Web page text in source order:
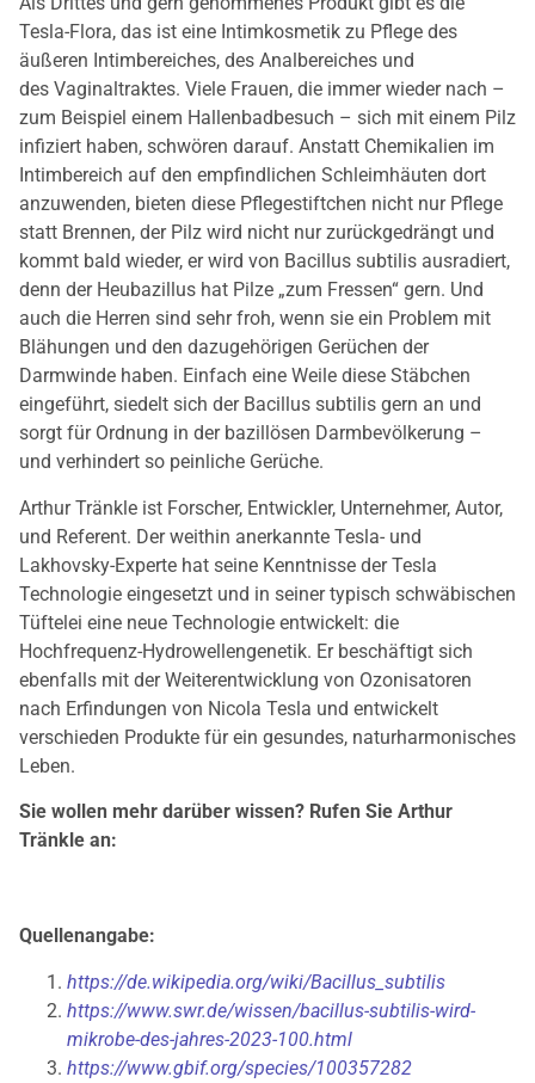
Tesla-Flora, das ist eine Intimkosmetik zu Pflege des
äußeren Intimbereiches, des Analbereiches und
des Vaginaltraktes. Viele Frauen, die immer wieder nach –
zum Beispiel einem Hallenbadbesuch – sich mit einem Pilz
infiziert haben, schwören darauf. Anstatt Chemikalien im
Intimbereich auf den empfindlichen Schleimhäuten dort
anzuwenden, bieten diese Pflegestiftchen nicht nur Pflege
statt Brennen, der Pilz wird nicht nur zurückgedrängt und
kommt bald wieder, er wird von Bacillus subtilis ausradiert,
denn der Heubazillus hat Pilze „zum Fressen“ gern. Und
auch die Herren sind sehr froh, wenn sie ein Problem mit
Blähungen und den dazugehörigen Gerüchen der
Darmwinde haben. Einfach eine Weile diese Stäbchen
eingeführt, siedelt sich der Bacillus subtilis gern an und
sorgt für Ordnung in der bazillösen Darmbevölkerung –
und verhindert so peinliche Gerüche.
Arthur Tränkle ist Forscher, Entwickler, Unternehmer, Autor,
und Referent. Der weithin anerkannte Tesla- und
Lakhovsky-Experte hat seine Kenntnisse der Tesla
Technologie eingesetzt und in seiner typisch schwäbischen
Tüftelei eine neue Technologie entwickelt: die
Hochfrequenz-Hydrowellengenetik. Er beschäftigt sich
ebenfalls mit der Weiterentwicklung von Ozonisatoren
nach Erfindungen von Nicola Tesla und entwickelt
verschieden Produkte für ein gesundes, naturharmonisches
Leben.
Sie wollen mehr darüber wissen? Rufen Sie Arthur
Tränkle an:
Quellenangabe:
https://de.wikipedia.org/wiki/Bacillus_subtilis
https://www.swr.de/wissen/bacillus-subtilis-wird-
mikrobe-des-jahres-2023-100.html
https://www.gbif.org/species/100357282